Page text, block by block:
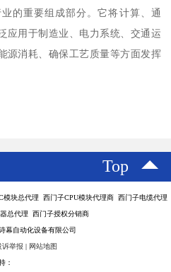
的重要组成部分。它将计算、通
应用于制造业、电力系统、交通运
源消耗、确保工艺质量等方面发挥
Top
块总代理 西门子CPU模块代理商 西门子电缆代理
总代理 西门子授权分销商
幕自动化设备有限公司
诉举报 | 网站地图
：